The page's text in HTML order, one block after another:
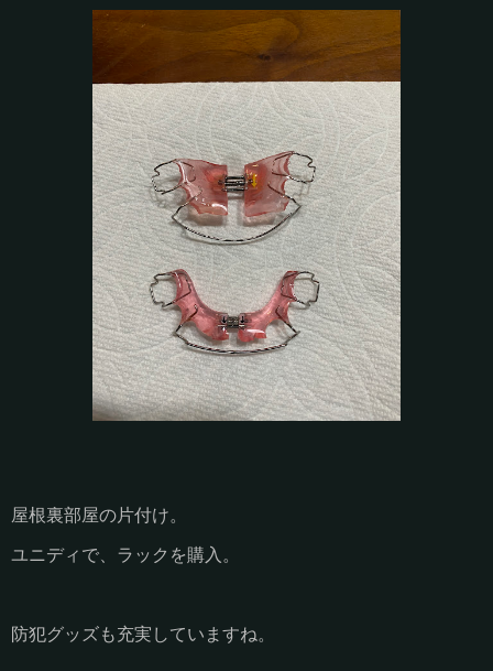
屋根裏部屋の片付け。
ユニディで、ラックを購入。
防犯グッズも充実していますね。